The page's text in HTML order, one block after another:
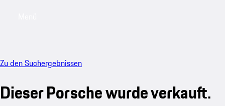
Zu den Suchergebnissen
Dieser Porsche wurde verkauft.